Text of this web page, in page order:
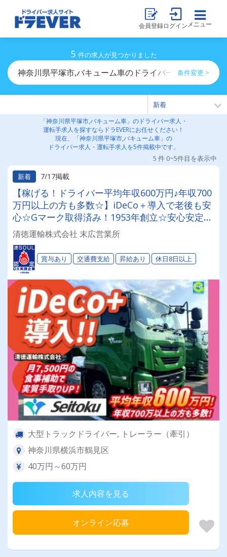
会員登録ログイン メニュー
5 件の求人が見つかりました
神奈川県平塚市,バキューム車のドライバー求人・運転手
条件変更 >
「神奈川県平塚市,バキューム車」のドライバー求人・
運転手求人を探すならドラEVERにお任せください！
現在、「神奈川県平塚市,バキューム車」の
ドライバー求人・運転手求人を5件掲載中です。
5 件 0~5件目を表示中
新着
7/17掲載
【稼げる！ドライバー平均年収600万円♪年収700
万円以上の方も多数☆】iDeCo＋導入で老後も安
心☆Gマーク取得済み！1953年創立☆安心安定企
業♪大型タンクローリードライバー募集！【大型
免許をお持ちであれば未経験スタートOK！必要
資格は入社後に取得可能♪】
清徳運輸株式会社 末広営業所
賞与あり 交通費支給 昇給あり 休日8日以上
大型トラックドライバー, トレーラー（牽引）
神奈川県横浜市鶴見区
40万円～60万円
求人内容を見る
オンライン応募